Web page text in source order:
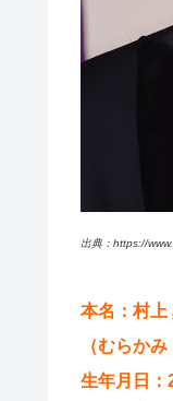
出典：https://
本名：村上
（むらか
生年月日：